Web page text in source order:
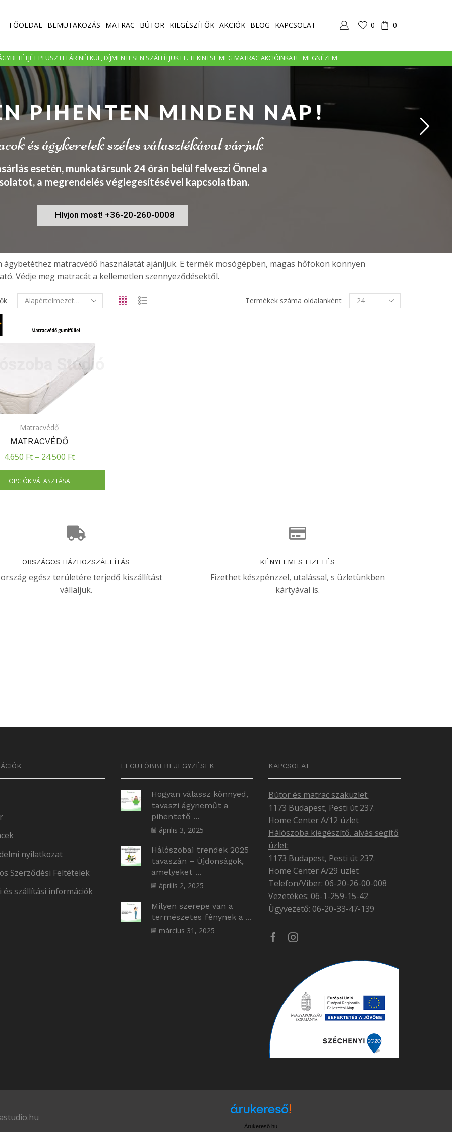
FŐOLDAL BEMUTAKOZÁS MATRAC BÚTOR KIEGÉSZÍTŐK AKCIÓK BLOG KAPCSOLAT 0 0
PLUSZ FELÁR NÉLKÜL, DÍJMENTESEN SZÁLLÍTJUK EL. TEKINTSE MEG MATRAC AKCIÓINKAT! MEGNÉZEM
PIHENTEN MINDEN NAP!
és ágykeretek széles választékával várjuk
esetén, munkatársunk 24 órán belül felveszi Önnel a
a megrendelés véglegesítésével kapcsolatban.
Hívjon most! +36-20-260-0008
ágybetéthez matracvédő használatát ajánljuk. E termék mosógépben, magas hőfokon könnyen
Védje meg matracát a kellemetlen szennyeződésektől.
Termékek száma oldalanként
Termékek
oldalanként
Matracvédő
MATRACVÉDŐ
4.650 Ft– 24.500 Ft
OPCIÓK VÁLASZTÁSA
ORSZÁGOS HÁZHOZSZÁLLÍTÁS
ország egész területére terjedő kiszállítást
vállaljuk.
KÉNYELMES FIZETÉS
Fizethet készpénzzel, utalással, s üzletünkben
kártyával is.
nyilatkozat
Szerződési Feltételek
és szállítási információk
LEGUTÓBBI BEJEGYZÉSEK
Hogyan válassz könnyed,
tavaszi ágyneműt a
pihentető ...
április 3, 2025
Hálószobai trendek 2025
tavaszán – Újdonságok,
amelyeket ...
április 2, 2025
Milyen szerepe van a
természetes fénynek a ...
március 31, 2025
KAPCSOLAT
Bútor és matrac szaküzlet:
1173 Budapest, Pesti út 237.
Home Center A/12 üzlet
Hálószoba kiegészítő, alvás segítő
üzlet:
1173 Budapest, Pesti út 237.
Home Center A/29 üzlet
Telefon/Viber: 06-20-26-00-008
Vezetékes: 06-1-259-15-42
Ügyvezető: 06-20-33-47-139
FacebookInstagram
Árukereső.hu